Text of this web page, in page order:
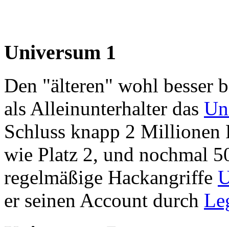
Universum 1
Den "älteren" wohl besser
als Alleinunterhalter das
Schluss knapp 2 Millionen
wie Platz 2, und nochmal
regelmäßige Hackangriffe
er seinen Account durch